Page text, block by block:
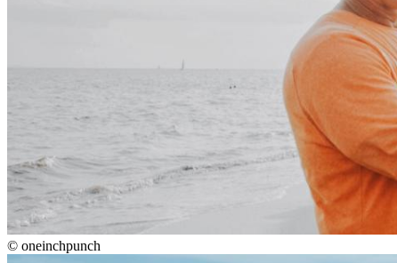
© oneinchpunch